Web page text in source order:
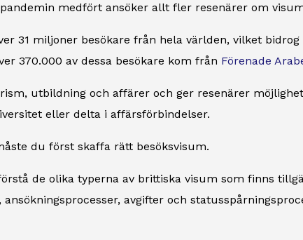
medfört ansöker allt fler resenärer om
31 miljoner besökare från hela världen, vilket
370.000 av dessa besökare kom från Förenade
utbildning och affärer och ger resenärer
eller delta i affärsförbindelser.
du först skaffa rätt besöksvisum.
de olika typerna av brittiska visum som finns
avgifter och